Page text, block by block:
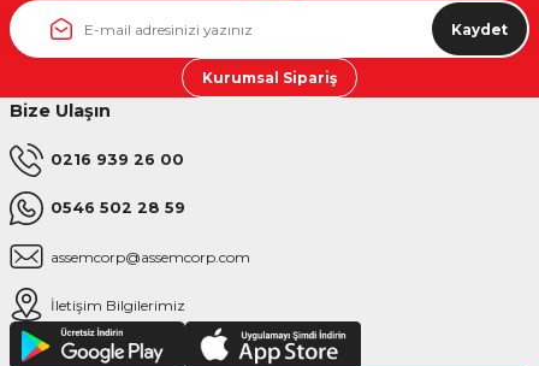
Kaydet
Kurumsal Sipariş
Bize Ulaşın
0216 939 26 00
0546 502 28 59
assemcorp@assemcorp.com
İletişim Bilgilerimiz